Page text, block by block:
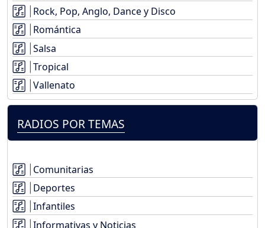
Rock, Pop, Anglo, Dance y Disco
Romántica
Salsa
Tropical
Vallenato
RADIOS POR TEMAS
Comunitarias
Deportes
Infantiles
Informativas y Noticias